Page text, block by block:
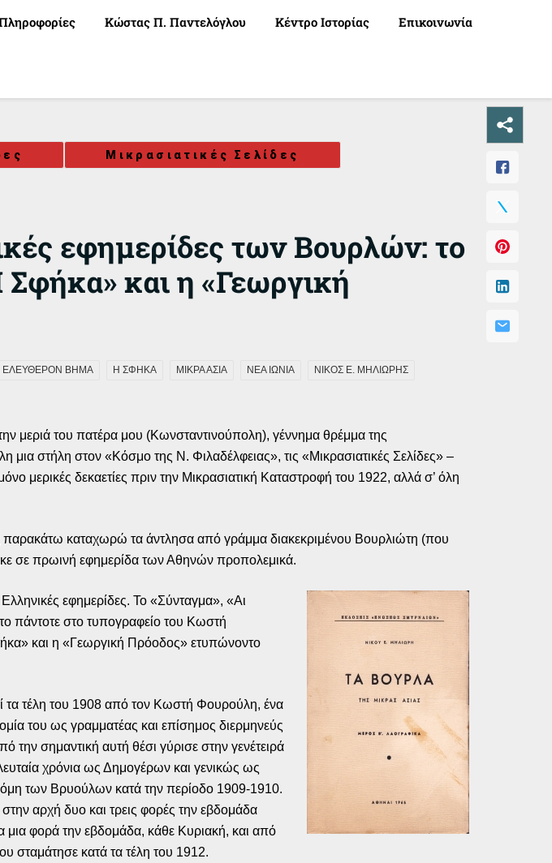
Κώστας Π. Παντελόγλου Κέντρο Ιστορίας Επικοινωνία
Μικρασιατικές Σελίδες
εφημερίδες των Βουρλών: το
και η «Γεωργική
ΕΛΕΥΘΕΡΟΝ ΒΗΜΑ Η ΣΦΗΚΑ ΜΙΚΡΑ ΑΣΙΑ ΝΕΑ ΙΩΝΙΑ
ΝΙΚΟΣ Ε. ΜΗΛΙΩΡΗΣ
μεριά του πατέρα μου (Κωνσταντινούπολη), γέννημα θρέμμα της
στήλη στον «Κόσμο της Ν. Φιλαδέλφειας», τις «Μικρασιατικές Σελίδες» –
μερικές δεκαετίες πριν την Μικρασιατική Καταστροφή του 1922, αλλά σ’ όλη
καταχωρώ τα άντλησα από γράμμα διακεκριμένου Βουρλιώτη (που
σε πρωινή εφημερίδα των Αθηνών προπολεμικά.
εφημερίδες. Το «Σύνταγμα», «Αι
πάντοτε στο τυπογραφείο του Κωστή
και η «Γεωργική Πρόοδος» ετυπώνοντο
τα τέλη του 1908 από τον Κωστή Φουρούλη, ένα
του ως γραμματέας και επίσημος διερμηνεύς
σημαντική αυτή θέσι γύρισε στην γενέτειρά
χρόνια ως Δημογέρων και γενικώς ως
των Βρυούλων κατά την περίοδο 1909-1910.
αρχή δυο και τρεις φορές την εβδομάδα
μια φορά την εβδομάδα, κάθε Κυριακή, και από
σταμάτησε κατά τα τέλη του 1912.